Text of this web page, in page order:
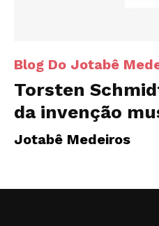
Blog Do Jotabê
Torsten
da invenção
Jotabê Medeiros